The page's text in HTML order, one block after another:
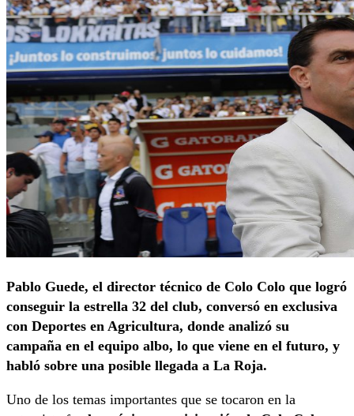
Pablo Guede, el director técnico de Colo Colo que logró
conseguir la estrella 32 del club, conversó en exclusiva
con Deportes en Agricultura, donde analizó su
campaña en el equipo albo, lo que viene en el futuro, y
habló sobre una posible llegada a La Roja.
Uno de los temas importantes que se tocaron en la